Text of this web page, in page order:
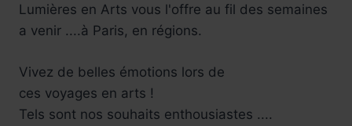
Lumières en Arts vous l'offre au fil des semaines
a venir ....à Paris, en régions.
Vivez de belles émotions lors de
ces voyages en arts !
Tels sont nos souhaits enthousiastes ....